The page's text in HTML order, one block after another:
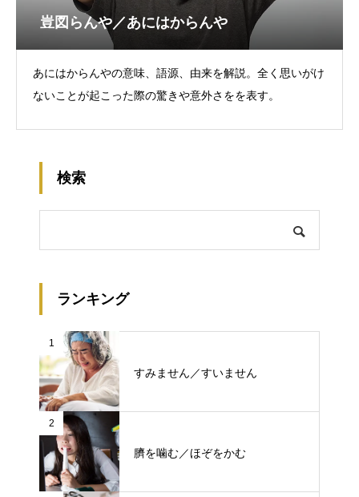
豈図らんや／あにはからんや
あにはからんやの意味、語源、由来を解説。全く思いがけ
ないことが起こった際の驚きや意外さをを表す。
検索
ランキング
1
すみません／すいません
2
臍を噛む／ほぞをかむ